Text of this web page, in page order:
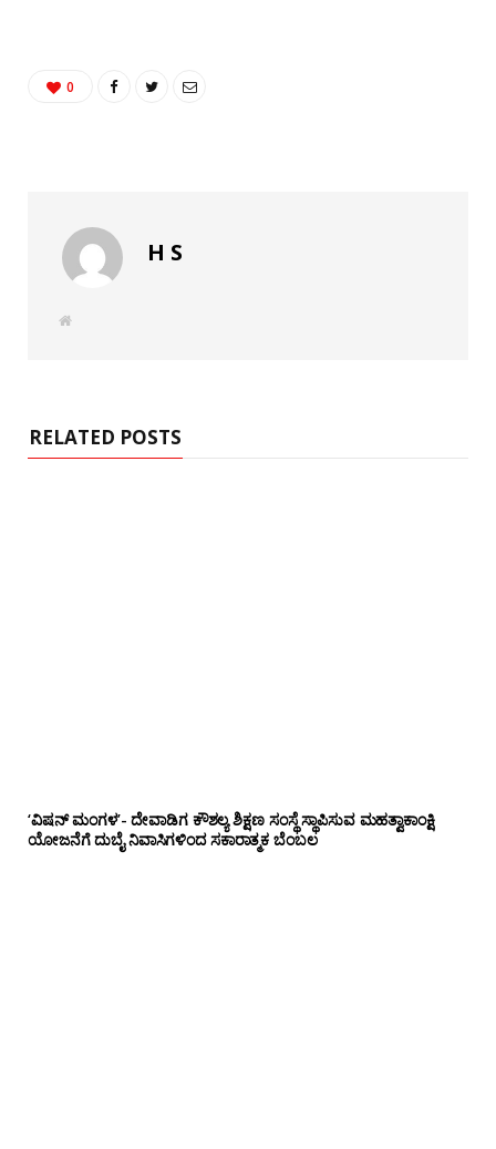
0
H S
W
RELATED POSTS
‘ವಿಷನ್ ಮಂಗಳ’- ದೇವಾಡಿಗ ಕೌಶಲ್ಯ ಶಿಕ್ಷಣ ಸಂಸ್ಥೆ ಸ್ಥಾಪಿಸುವ ಮಹತ್ವಾಕಾಂಕ್ಷಿ
ಯೋಜನೆಗೆ ದುಬೈ ನಿವಾಸಿಗಳಿಂದ ಸಕಾರಾತ್ಮಕ ಬೆಂಬಲ